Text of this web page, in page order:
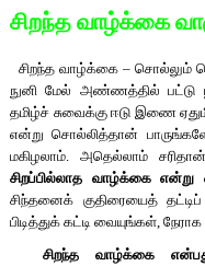
சிறந்த வாழ்க்கை
சிறந்த வாழ்க்கை – சொல்லும்
நுனி மேல் அண்ணத்தில் பட்டு
தமிழ்ச் சுவைக்கு ஈடு இணை
என்று சொல்லித்தான்
மகிழலாம். அதெல்லாம்
சிறப்பில்லாத வாழ்க்கை என்று
சிந்தனைக் குதிரையைத் தட்டிப்
பிடித்துக் கட்டி வையுங்கள்,
சிறந்த வாழ்க்கை